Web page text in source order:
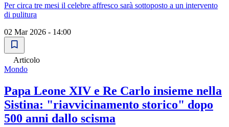
Per circa tre mesi il celebre affresco sarà sottoposto a un intervento
di pulitura
02 Mar 2026 - 14:00
Articolo
Mondo
Papa Leone XIV e Re Carlo insieme nella
Sistina: "riavvicinamento storico" dopo
500 anni dallo scisma